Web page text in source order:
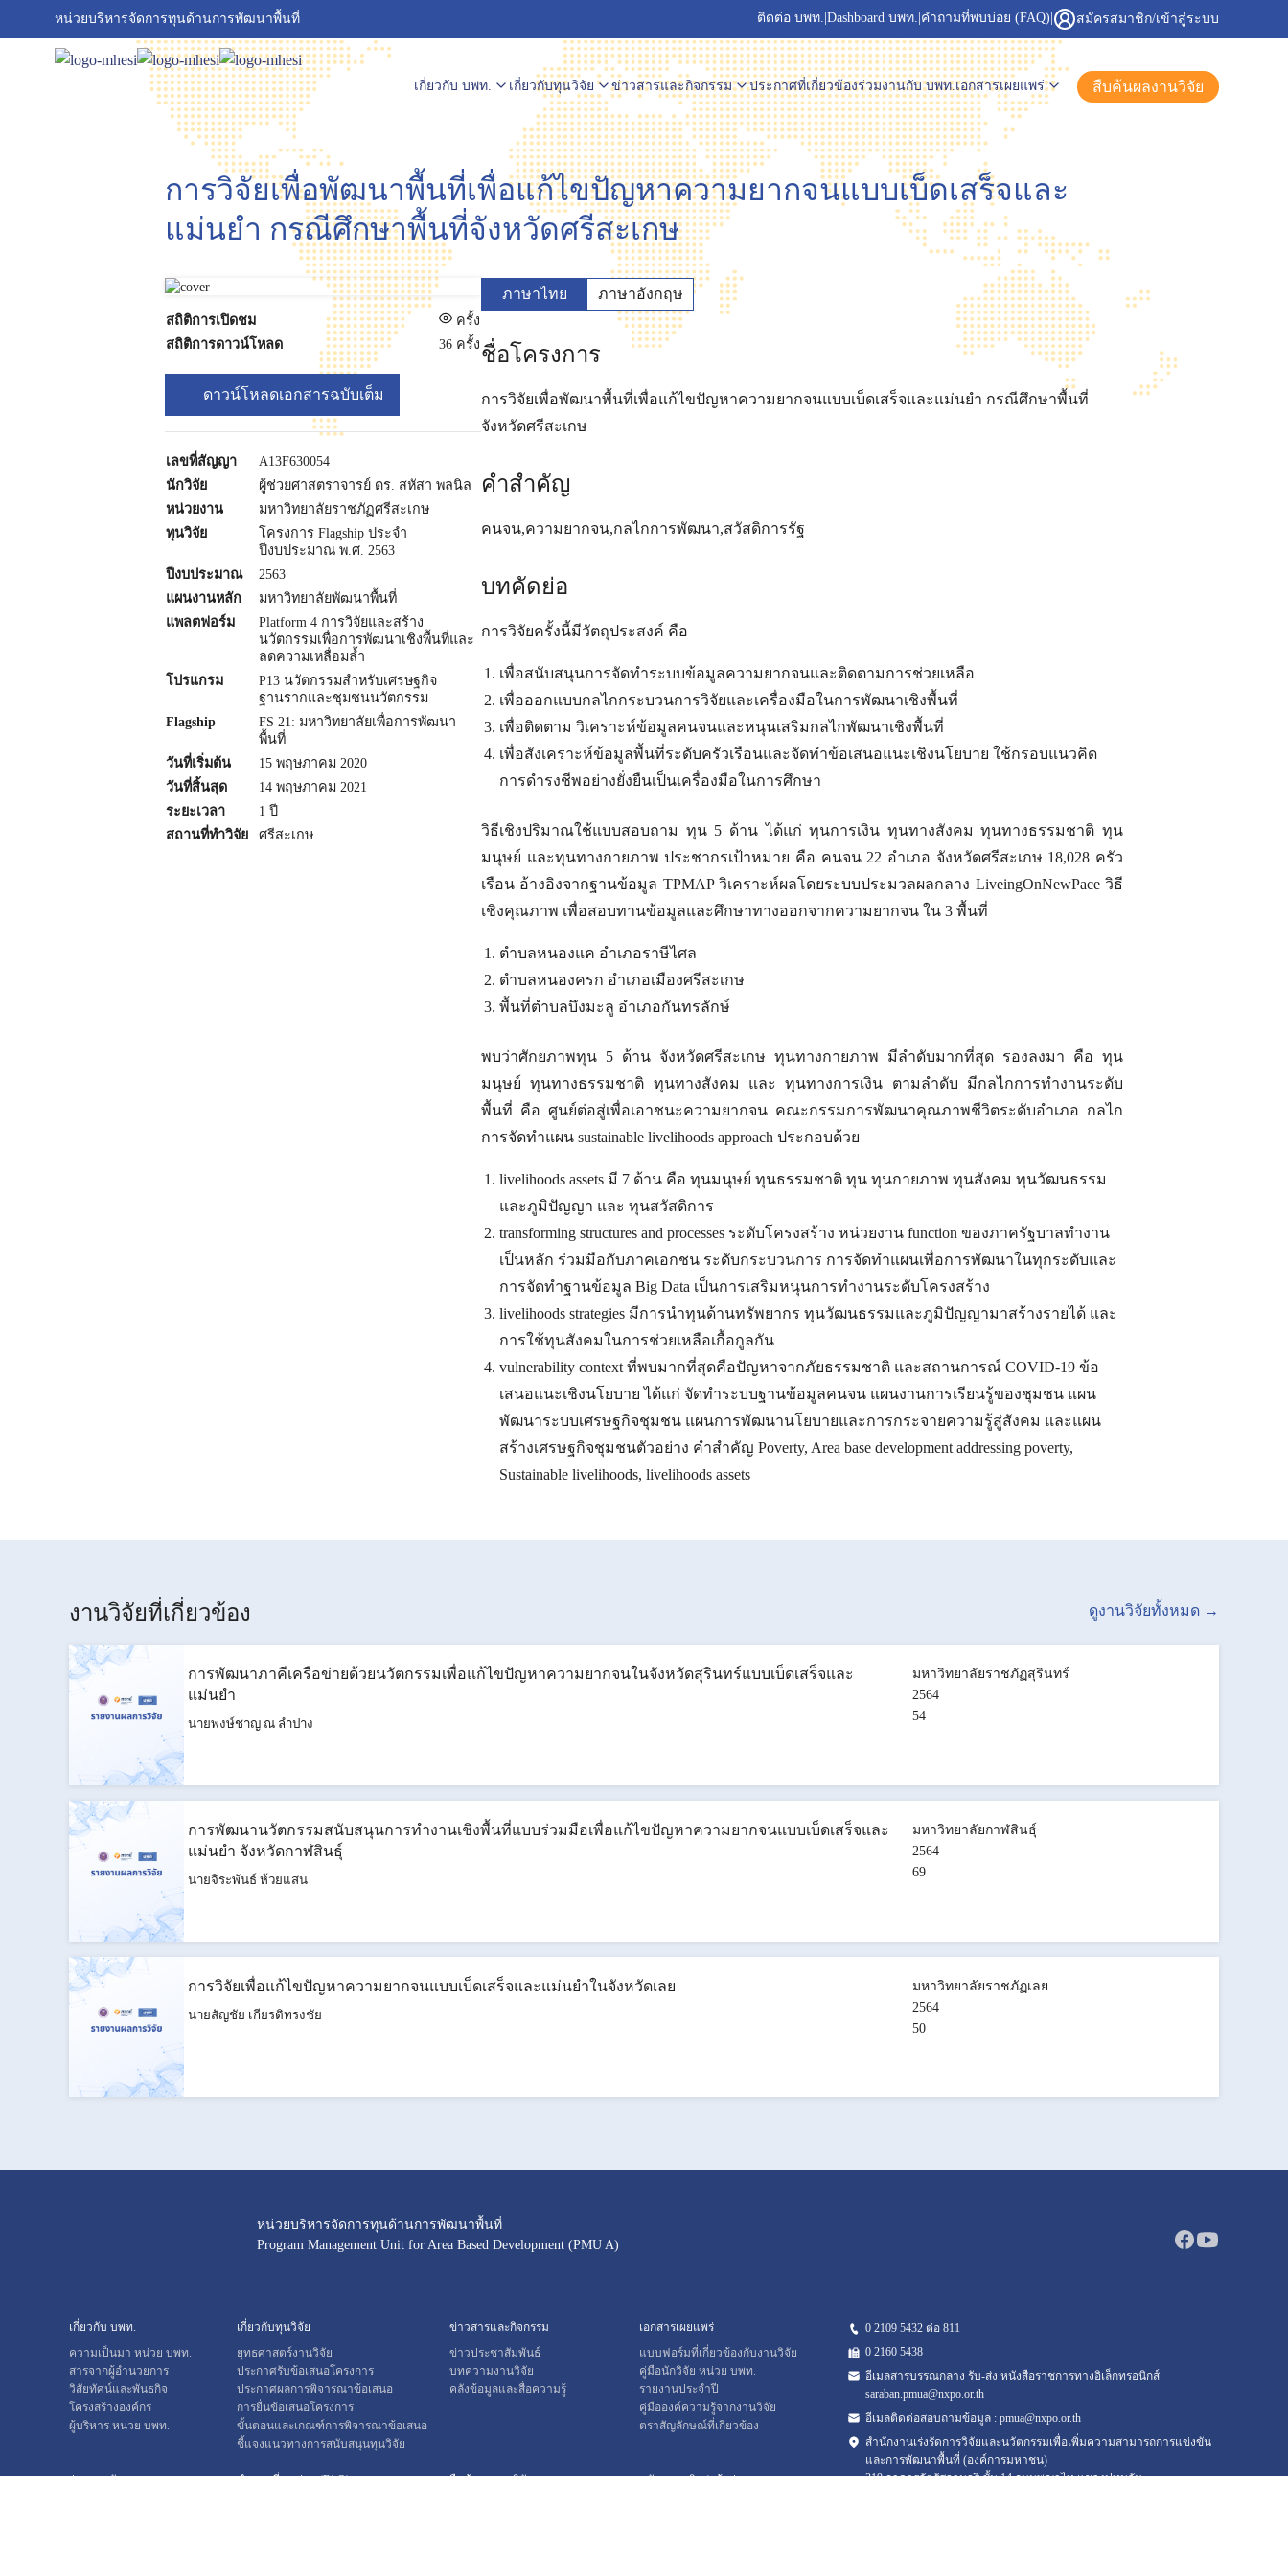
หน่วยบริหารจัดการทุนด้านการพัฒนาพื้นที่ ติดต่อ บพท. Dashboard บพท. คำถามที่พบบ่อย (FAQ) สมัครสมาชิก/เข้าสู่ระบบ
เกี่ยวกับ บพท. เกี่ยวกับทุนวิจัย ข่าวสารและกิจกรรม ประกาศที่เกี่ยวข้องร่วมงานกับ บพท.เอกสารเผยแพร่ สืบค้นผลงานวิจัย
การวิจัยเพื่อพัฒนาพื้นที่เพื่อแก้ไขปัญหาความยากจนแบบเบ็ดเสร็จและ
แม่นยำ กรณีศึกษาพื้นที่จังหวัดศรีสะเกษ
สถิติการเปิดชม
ครั้ง
สถิติการดาวน์โหลด
36 ครั้ง
ดาวน์โหลดเอกสารฉบับเต็ม
เลขที่สัญญา
A13F630054
นักวิจัย
ผู้ช่วยศาสตราจารย์ ดร. สหัสา พลนิล
หน่วยงาน
มหาวิทยาลัยราชภัฏศรีสะเกษ
ทุนวิจัย
โครงการ Flagship ประจำ
ปีงบประมาณ พ.ศ. 2563
ปีงบประมาณ
2563
แผนงานหลัก
มหาวิทยาลัยพัฒนาพื้นที่
แพลตฟอร์ม
Platform 4 การวิจัยและสร้าง
นวัตกรรมเพื่อการพัฒนาเชิงพื้นที่และ
ลดความเหลื่อมล้ำ
โปรแกรม
P13 นวัตกรรมสำหรับเศรษฐกิจ
ฐานรากและชุมชนนวัตกรรม
Flagship
FS 21: มหาวิทยาลัยเพื่อการพัฒนา
พื้นที่
วันที่เริ่มต้น
15 พฤษภาคม 2020
วันที่สิ้นสุด
14 พฤษภาคม 2021
ระยะเวลา
1 ปี
สถานที่ทำวิจัย
ศรีสะเกษ
ภาษาไทย ภาษาอังกฤษ
ชื่อโครงการ
การวิจัยเพื่อพัฒนาพื้นที่เพื่อแก้ไขปัญหาความยากจนแบบเบ็ดเสร็จและแม่นยำ กรณีศึกษาพื้นที่
จังหวัดศรีสะเกษ
คำสำคัญ
คนจน,ความยากจน,กลไกการพัฒนา,สวัสดิการรัฐ
บทคัดย่อ
การวิจัยครั้งนี้มีวัตถุประสงค์ คือ
เพื่อสนับสนุนการจัดทำระบบข้อมูลความยากจนและติดตามการช่วยเหลือ
เพื่อออกแบบกลไกกระบวนการวิจัยและเครื่องมือในการพัฒนาเชิงพื้นที่
เพื่อติดตาม วิเคราะห์ข้อมูลคนจนและหนุนเสริมกลไกพัฒนาเชิงพื้นที่
เพื่อสังเคราะห์ข้อมูลพื้นที่ระดับครัวเรือนและจัดทำข้อเสนอแนะเชิงนโยบาย ใช้กรอบแนวคิด
การดำรงชีพอย่างยั่งยืนเป็นเครื่องมือในการศึกษา
วิธีเชิงปริมาณใช้แบบสอบถาม ทุน 5 ด้าน ได้แก่ ทุนการเงิน ทุนทางสังคม ทุนทางธรรมชาติ ทุน
มนุษย์ และทุนทางกายภาพ ประชากรเป้าหมาย คือ คนจน 22 อำเภอ จังหวัดศรีสะเกษ 18,028 ครัว
เรือน อ้างอิงจากฐานข้อมูล TPMAP วิเคราะห์ผลโดยระบบประมวลผลกลาง LiveingOnNewPace วิธี
เชิงคุณภาพ เพื่อสอบทานข้อมูลและศึกษาทางออกจากความยากจน ใน 3 พื้นที่
ตำบลหนองแค อำเภอราษีไศล
ตำบลหนองครก อำเภอเมืองศรีสะเกษ
พื้นที่ตำบลบึงมะลู อำเภอกันทรลักษ์
พบว่าศักยภาพทุน 5 ด้าน จังหวัดศรีสะเกษ ทุนทางกายภาพ มีลำดับมากที่สุด รองลงมา คือ ทุน
มนุษย์ ทุนทางธรรมชาติ ทุนทางสังคม และ ทุนทางการเงิน ตามลำดับ มีกลไกการทำงานระดับ
พื้นที่ คือ ศูนย์ต่อสู่เพื่อเอาชนะความยากจน คณะกรรมการพัฒนาคุณภาพชีวิตระดับอำเภอ กลไก
การจัดทำแผน sustainable livelihoods approach ประกอบด้วย
livelihoods assets มี 7 ด้าน คือ ทุนมนุษย์ ทุนธรรมชาติ ทุน ทุนกายภาพ ทุนสังคม ทุนวัฒนธรรม
และภูมิปัญญา และ ทุนสวัสดิการ
transforming structures and processes ระดับโครงสร้าง หน่วยงาน function ของภาครัฐบาลทำงาน
เป็นหลัก ร่วมมือกับภาคเอกชน ระดับกระบวนการ การจัดทำแผนเพื่อการพัฒนาในทุกระดับและ
การจัดทำฐานข้อมูล Big Data เป็นการเสริมหนุนการทำงานระดับโครงสร้าง
livelihoods strategies มีการนำทุนด้านทรัพยากร ทุนวัฒนธรรมและภูมิปัญญามาสร้างรายได้ และ
การใช้ทุนสังคมในการช่วยเหลือเกื้อกูลกัน
vulnerability context ที่พบมากที่สุดคือปัญหาจากภัยธรรมชาติ และสถานการณ์ COVID-19 ข้อ
เสนอแนะเชิงนโยบาย ได้แก่ จัดทำระบบฐานข้อมูลคนจน แผนงานการเรียนรู้ของชุมชน แผน
พัฒนาระบบเศรษฐกิจชุมชน แผนการพัฒนานโยบายและการกระจายความรู้สู่สังคม และแผน
สร้างเศรษฐกิจชุมชนตัวอย่าง คำสำคัญ Poverty, Area base development addressing poverty,
Sustainable livelihoods, livelihoods assets
งานวิจัยที่เกี่ยวข้อง ดูงานวิจัยทั้งหมด →
การพัฒนาภาคีเครือข่ายด้วยนวัตกรรมเพื่อแก้ไขปัญหาความยากจนในจังหวัดสุรินทร์แบบเบ็ดเสร็จและ
แม่นยำ
นายพงษ์ชาญ ณ ลำปาง
มหาวิทยาลัยราชภัฏสุรินทร์
2564
54
การพัฒนานวัตกรรมสนับสนุนการทำงานเชิงพื้นที่แบบร่วมมือเพื่อแก้ไขปัญหาความยากจนแบบเบ็ดเสร็จและ
แม่นยำ จังหวัดกาฬสินธุ์
นายจิระพันธ์ ห้วยแสน
มหาวิทยาลัยกาฬสินธุ์
2564
69
การวิจัยเพื่อแก้ไขปัญหาความยากจนแบบเบ็ดเสร็จและแม่นยำในจังหวัดเลย
นายสัญชัย เกียรติทรงชัย
มหาวิทยาลัยราชภัฏเลย
2564
50
หน่วยบริหารจัดการทุนด้านการพัฒนาพื้นที่
Program Management Unit for Area Based Development (PMU A)
เกี่ยวกับ บพท.
ความเป็นมา หน่วย บพท.
สารจากผู้อำนวยการ
วิสัยทัศน์และพันธกิจ
โครงสร้างองค์กร
ผู้บริหาร หน่วย บพท.
เกี่ยวกับทุนวิจัย
ยุทธศาสตร์งานวิจัย
ประกาศรับข้อเสนอโครงการ
ประกาศผลการพิจารณาข้อเสนอ
การยื่นข้อเสนอโครงการ
ขั้นตอนและเกณฑ์การพิจารณาข้อเสนอ
ชี้แจงแนวทางการสนับสนุนทุนวิจัย
ข่าวสารและกิจกรรม
ข่าวประชาสัมพันธ์
บทความงานวิจัย
คลังข้อมูลและสื่อความรู้
เอกสารเผยแพร่
แบบฟอร์มที่เกี่ยวข้องกับงานวิจัย
คู่มือนักวิจัย หน่วย บพท.
รายงานประจำปี
คู่มือองค์ความรู้จากงานวิจัย
ตราสัญลักษณ์ที่เกี่ยวข้อง
ร่วมงานกับ บพท.
คำถามที่พบบ่อย (FAQ)
สืบค้นผลงานวิจัย สมัครสมาชิก / เข้าสู่ระบบ
0 2109 5432 ต่อ 811
0 21605438
อีเมลสารบรรณกลาง รับ-ส่ง หนังสือราชการทางอิเล็กทรอนิกส์
saraban.pmua@nxpo.or.th
อีเมลติดต่อสอบถามข้อมูล :pmua@nxpo.or.th
สำนักงานเร่งรัดการวิจัยและนวัตกรรมเพื่อเพิ่มความสามารถการแข่งขัน
และการพัฒนาพื้นที่ (องค์การมหาชน)
319 อาคารจัตุรัสจามจุรี ชั้น 14 ถนนพญาไท แขวงปทุมวัน